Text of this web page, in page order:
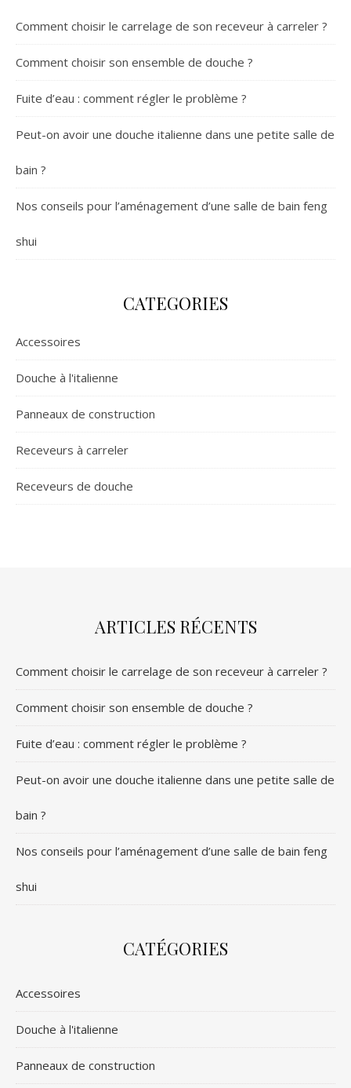
Comment choisir le carrelage de son receveur à carreler ?
Comment choisir son ensemble de douche ?
Fuite d’eau : comment régler le problème ?
Peut-on avoir une douche italienne dans une petite salle de
bain ?
Nos conseils pour l’aménagement d’une salle de bain feng
shui
CATEGORIES
Accessoires
Douche à l'italienne
Panneaux de construction
Receveurs à carreler
Receveurs de douche
ARTICLES RÉCENTS
Comment choisir le carrelage de son receveur à carreler ?
Comment choisir son ensemble de douche ?
Fuite d’eau : comment régler le problème ?
Peut-on avoir une douche italienne dans une petite salle de
bain ?
Nos conseils pour l’aménagement d’une salle de bain feng
shui
CATÉGORIES
Accessoires
Douche à l'italienne
Panneaux de construction